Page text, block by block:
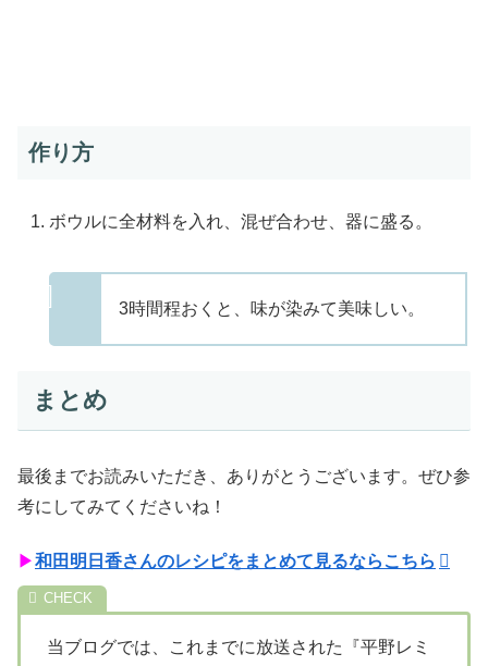
作り方
ボウルに全材料を入れ、混ぜ合わせ、器に盛る。
3時間程おくと、味が染みて美味しい。
まとめ
最後までお読みいただき、ありがとうございます。ぜひ参
考にしてみてくださいね！
▶和田明日香さんのレシピをまとめて見るならこちら
当ブログでは、これまでに放送された『平野レミ